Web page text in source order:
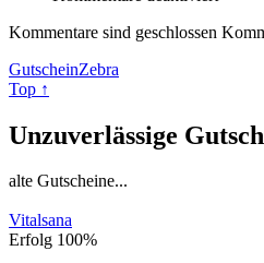
Kommentare sind geschlossen
GutscheinZebra
Top ↑
Unzuverlässige
alte Gutscheine...
Vitalsana
Erfolg 100%